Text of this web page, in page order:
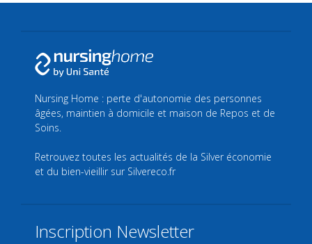
Nursing Home : perte d'autonomie des personnes
âgées, maintien à domicile et maison de Repos et de
Soins.
Retrouvez toutes les actualités de la Silver économie
et du bien-vieillir sur Silvereco.fr
Inscription Newsletter